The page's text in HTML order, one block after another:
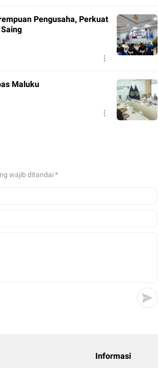
Pengusaha, Perkuat
Maluku
wajib ditandai*
Informasi